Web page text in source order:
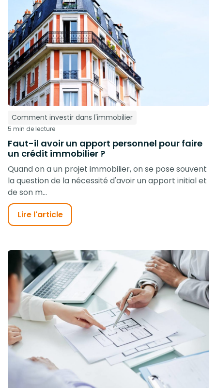
Comment investir dans l'immobilier
5 min de lecture
Faut-il avoir un apport personnel pour faire
un crédit immobilier ?
Quand on a un projet immobilier, on se pose souvent
la question de la nécessité d'avoir un apport initial et
de son m...
Lire l'article